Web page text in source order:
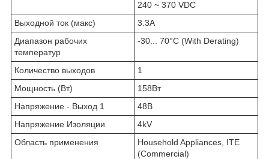
240 ~ 370 VDC
Выходной ток (макс)
3.3A
Диапазон рабочих
температур
-30... 70°C (With Derating)
Количество выходов
1
Мощность (Вт)
158Вт
Напряжение - Выход 1
48В
Напряжение Изоляции
4kV
Область применения
Household Appliances, ITE
(Commercial)